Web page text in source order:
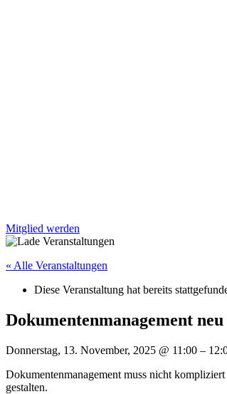
Mitglied werden
« Alle Veranstaltungen
Diese Veranstaltung hat bereits
Dokumentenmanagement
Donnerstag, 13. November, 2025 @ 11:00 –
Dokumentenmanagement muss nicht
gestalten.